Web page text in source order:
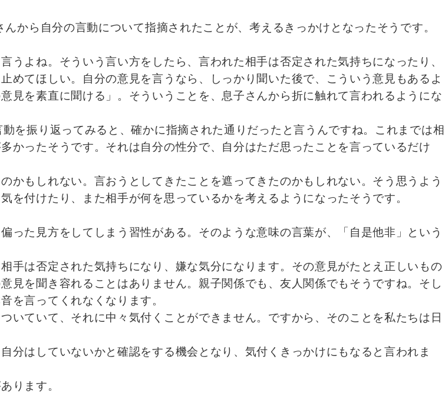
から自分の言動について指摘されたことが、考えるきっかけとなったそうです。
うよね。そういう言い方をしたら、言われた相手は否定された気持ちになったり、
めてほしい。自分の意見を言うなら、しっかり聞いた後で、こういう意見もあるよ
見を素直に聞ける」。そういうことを、息子さんから折に触れて言われるようにな
を振り返ってみると、確かに指摘された通りだったと言うんですね。これまでは相
かったそうです。それは自分の性分で、自分はただ思ったことを言っているだけ
かもしれない。言おうとしてきたことを遮ってきたのかもしれない。そう思うよう
付けたり、また相手が何を思っているかを考えるようになったそうです。
った見方をしてしまう習性がある。そのような意味の言葉が、「自是他非」という
手は否定された気持ちになり、嫌な気分になります。その意見がたとえ正しいもの
見を聞き容れることはありません。親子関係でも、友人関係でもそうですね。そし
を言ってくれなくなります。
いていて、それに中々気付くことができません。ですから、そのことを私たちは日
分はしていないかと確認をする機会となり、気付くきっかけにもなると言われま
ります。